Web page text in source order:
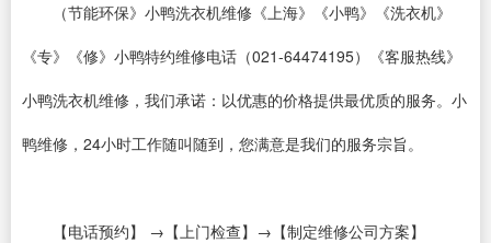
（节能环保》小鸭洗衣机维修《上海》《小鸭》《洗衣机》
《专》《修》小鸭特约维修电话（021-64474195）《客服热线》
小鸭洗衣机维修，我们承诺：以优惠的价格提供最优质的服务。小
鸭维修，24小时工作随叫随到，您满意是我们的服务宗旨。
【电话预约】 →【上门检查】→【制定维修公司方案】